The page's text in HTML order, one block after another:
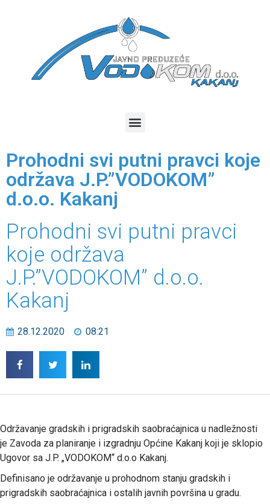
Prohodni svi putni pravci koje
održava J.P.”VODOKOM”
d.o.o. Kakanj
Prohodni svi putni pravci
koje održava
J.P.”VODOKOM” d.o.o.
Kakanj
28.12.2020 08:21
Održavanje gradskih i prigradskih saobraćajnica u nadležnosti
je Zavoda za planiranje i izgradnju Općine Kakanj koji je sklopio
Ugovor sa J.P. „VODOKOM“ d.o.o Kakanj.
Definisano je održavanje u prohodnom stanju gradskih i
prigradskih saobraćajnica i ostalih javnih površina u gradu.